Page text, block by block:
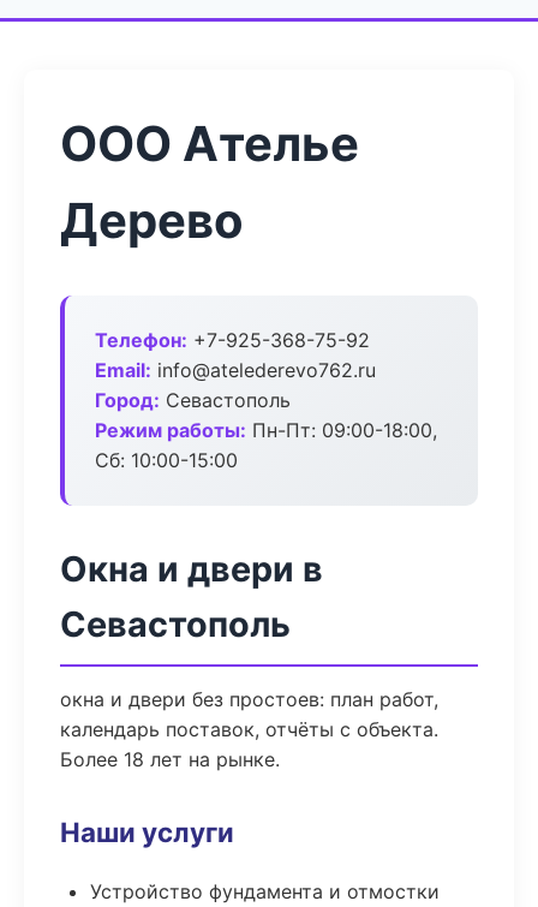
ООО Ателье
Дерево
Телефон: +7-925-368-75-92
Email: info@atelederevo762.ru
Город: Севастополь
Режим работы: Пн-Пт: 09:00-18:00,
Сб: 10:00-15:00
Окна и двери в
Севастополь
окна и двери без простоев: план работ,
календарь поставок, отчёты с объекта.
Более 18 лет на рынке.
Наши услуги
Устройство фундамента и отмостки